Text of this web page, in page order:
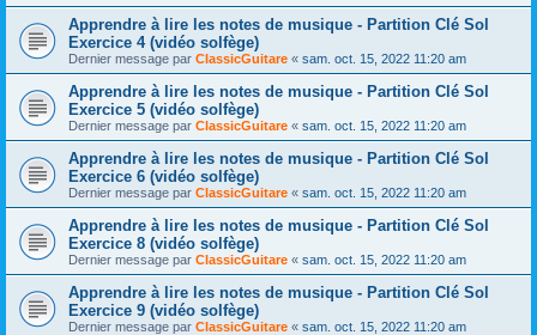
Apprendre à lire les notes de musique - Partition Clé Sol
Exercice 4 (vidéo solfège)
Dernier message par ClassicGuitare « sam. oct. 15, 2022 11:20 am
Apprendre à lire les notes de musique - Partition Clé Sol
Exercice 5 (vidéo solfège)
Dernier message par ClassicGuitare « sam. oct. 15, 2022 11:20 am
Apprendre à lire les notes de musique - Partition Clé Sol
Exercice 6 (vidéo solfège)
Dernier message par ClassicGuitare « sam. oct. 15, 2022 11:20 am
Apprendre à lire les notes de musique - Partition Clé Sol
Exercice 8 (vidéo solfège)
Dernier message par ClassicGuitare « sam. oct. 15, 2022 11:20 am
Apprendre à lire les notes de musique - Partition Clé Sol
Exercice 9 (vidéo solfège)
Dernier message par ClassicGuitare « sam. oct. 15, 2022 11:20 am